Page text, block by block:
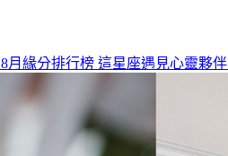
8月緣分排行榜 這星座遇見心靈夥伴